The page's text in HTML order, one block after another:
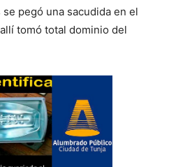
pegó una sacudida en el
tomó total dominio del